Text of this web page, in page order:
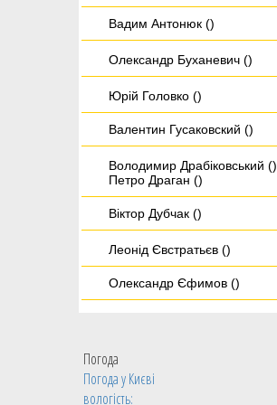
Вадим Антонюк ()
Олександр Буханевич ()
Юрій Головко ()
Валентин Гусаковский ()
Володимир Драбіковський ()
Петро Драган ()
Віктор Дубчак ()
Леонід Євстратьєв ()
Олександр Єфимов ()
Олександр Іванов ()
Інна Іванова ()
Погода
Погода уКиєві
вологість: